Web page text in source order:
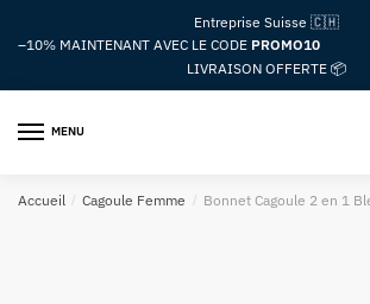
navigation
au
Entreprise Suisse 🇨🇭
–10% MAINTENANT AVEC LE CODE PROMO10
LIVRAISON OFFERTE 📦
MENU
Accueil / Cagoule Femme / Bonnet Cagoule 2 en 1